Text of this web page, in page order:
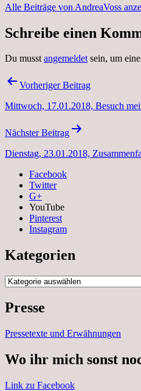
Alle Beiträge von AndreaVoss
Schreibe einen
Du musstangemeldetsein, um
Beitragsnavigation
Vorheriger Beitrag
Mittwoch, 17.01.2018, Besuch
Nächster Beitrag
Dienstag, 23.01.2018,
Facebook
Twitter
G+
YouTube
Pinterest
Instagram
Kategorien
Kategorien
Presse
Pressetexte und Erwähnungen
Wo ihr mich sonst
Link zu Facebook